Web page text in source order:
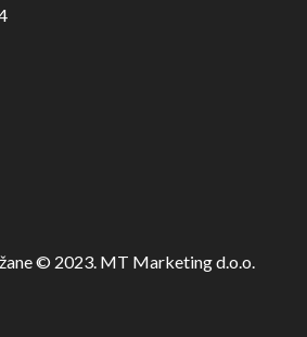
© 2023. MT Marketing d.o.o.